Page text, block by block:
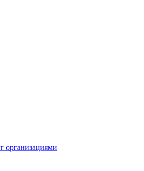
организациями